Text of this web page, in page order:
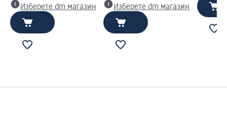
Изберете dm магазин
Изберете dm магазин